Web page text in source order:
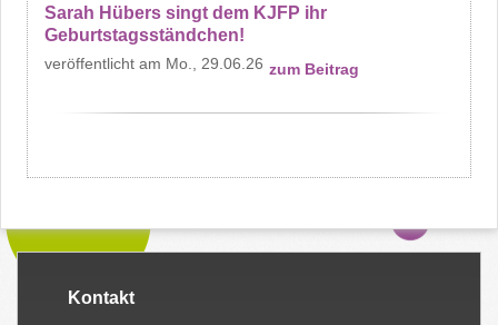
Sarah Hübers singt dem KJFP ihr
Geburtstagsständchen!
Mo., 29.06.26 zum Beitrag
Kontakt